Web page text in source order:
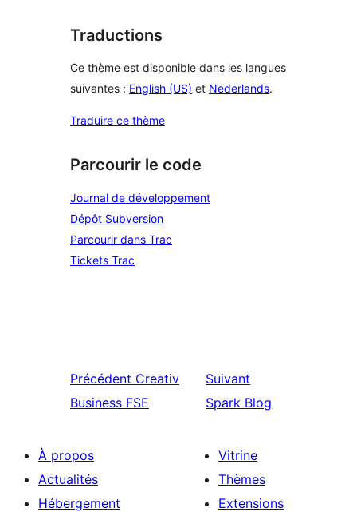
Traductions
Ce thème est disponible dans les langues
suivantes : English (US) et Nederlands.
Traduire ce thème
Parcourir le code
Journal de développement
Dépôt Subversion
Parcourir dans Trac
Tickets Trac
Précédent Creativ
Business FSE
Suivant
Spark Blog
À propos
Actualités
Hébergement
Vitrine
Thèmes
Extensions